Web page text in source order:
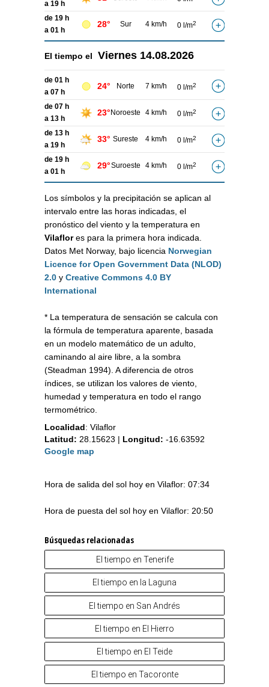
a 19 h
de 19 h
a 01 h
28° Sur 4 km/h 0 l/m2
El tiempo el Viernes 14.08.2026
de 01 h
a 07 h
24° Norte 7 km/h 0 l/m2
de 07 h
a 13 h
23° Noroeste 4 km/h 0 l/m2
de 13 h
a 19 h
33° Sureste 4 km/h 0 l/m2
de 19 h
a 01 h
29°Suroeste 4 km/h 0 l/m2
Los símbolos y la precipitación se aplican al
intervalo entre las horas indicadas, el
pronóstico del viento y la temperatura en
Vilaflores para la primera hora indicada.
Datos Met Norway, bajo licencia Norwegian
Licence for Open Government Data (NLOD)
2.0 y Creative Commons 4.0 BY
International
* La temperatura de sensación se calcula con
la fórmula de temperatura aparente, basada
en un modelo matemático de un adulto,
caminando al aire libre, a la sombra
(Steadman 1994). A diferencia de otros
índices, se utilizan los valores de viento,
humedad y temperatura en todo el rango
termométrico.
Localidad: Vilaflor
Latitud: 28.15623 | Longitud: -16.63592
Google map
Hora de salida del sol hoy en Vilaflor: 07:34
Hora de puesta del sol hoy en Vilaflor: 20:50
Búsquedas relacionadas
El tiempo en Tenerife
El tiempo en la Laguna
El tiempo en San Andrés
El tiempo en El Hierro
El tiempo en El Teide
El tiempo en Tacoronte